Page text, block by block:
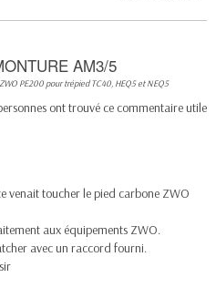
AM3/5
PE200 pour trépied TC40, HEQ5 et NEQ5
ont trouvé ce commentaire utile
venait toucher le pied carbone ZWO
aux équipements ZWO.
avec un raccord fourni.